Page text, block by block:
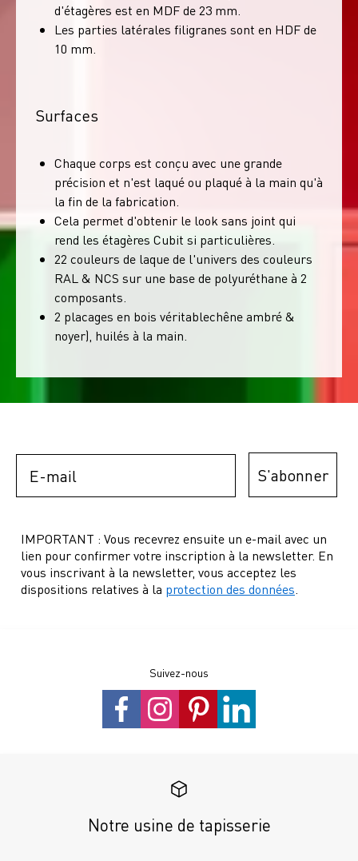
d'étagères est en MDF de 23 mm.
Les parties latérales filigranes sont en HDF de
10 mm.
Surfaces
Chaque corps est conçu avec une grande
précision et n'est laqué ou plaqué à la main qu'à
la fin de la fabrication.
Cela permet d'obtenir le look sans joint qui
rend les étagères Cubit si particulières.
22 couleurs de laque de l'univers des couleurs
RAL & NCS sur une base de polyuréthane à 2
composants.
2 placages en bois véritablechêne ambré &
noyer), huilés à la main.
S'abonner
IMPORTANT : Vous recevrez ensuite un e-mail avec un
lien pour confirmer votre inscription à la newsletter. En
vous inscrivant à la newsletter, vous acceptez les
dispositions relatives à la protection des données
Suivez-nous
Notre usine de tapisserie